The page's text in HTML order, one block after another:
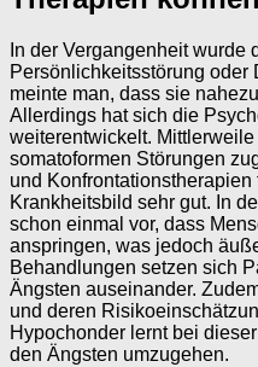
In der Vergangenheit wurde
Persönlichkeitsstörung oder
meinte man, dass sie
Allerdings hat sich die
weiterentwickelt.
somatoformen Störungen
und
Krankheitsbild sehr gut. In
schon einmal vor, dass
anspringen, was jedoch
Behandlungen setzen sich
Ängsten auseinander.
und deren
Hypochonder lernt bei
den Ängsten umzugehen.